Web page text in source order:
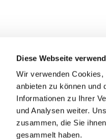
Diese Webseite
Wir verwenden
anbieten zu können und
Informationen zu Ihrer
und Analysen weiter.
zusammen, die Sie
gesammelt haben.